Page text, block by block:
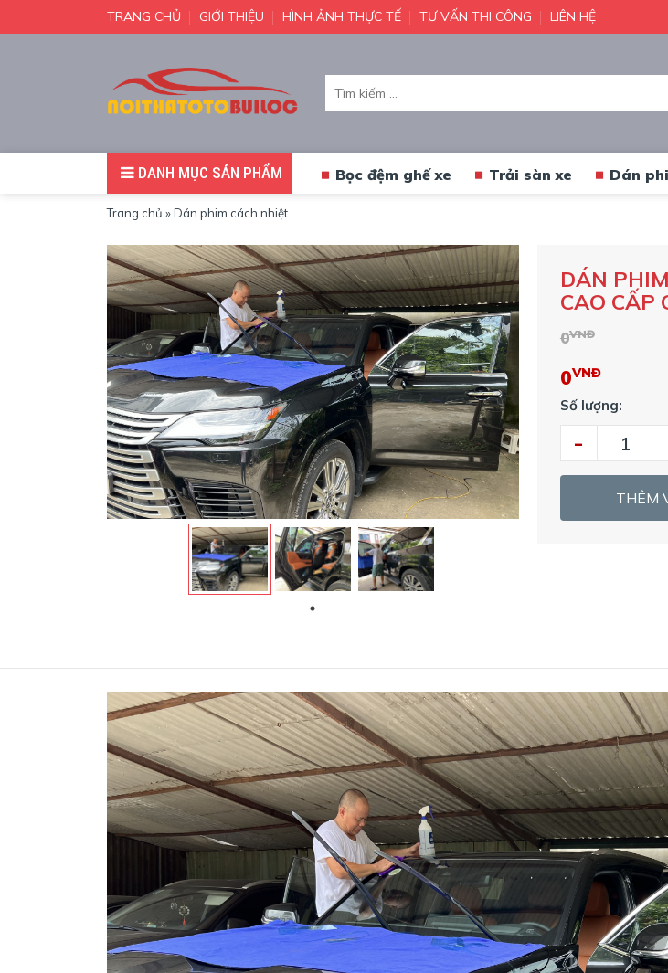
TRANG CHỦ GIỚI THIỆU HÌNH ẢNH THỰC TẾ TƯ VẤN THI CÔNG LIÊN HỆ
Tìm
kiếm:
DANH MỤC SẢN PHẨM Bọc đệm ghế xe Trải sàn xe Dán
Trang chủ »Dán phim cách nhiệt
DÁN
CAO CẤP
0VNĐ
0VNĐ
Số lượng:
-
THÊM